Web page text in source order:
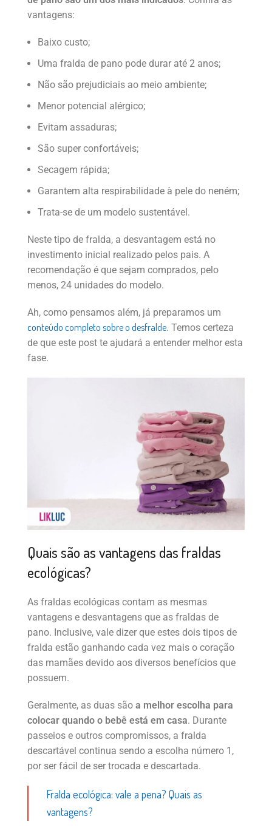
vantagens:
Baixo custo;
Uma fralda de pano pode durar até 2 anos;
Não são prejudiciais ao meio ambiente;
Menor potencial alérgico;
Evitam assaduras;
São super confortáveis;
Secagem rápida;
Garantem alta respirabilidade à pele do neném;
Trata-se de um modelo sustentável.
Neste tipo de fralda, a desvantagem está no
investimento inicial realizado pelos pais. A
recomendação é que sejam comprados, pelo
menos, 24 unidades do modelo.
Ah, como pensamos além, já preparamos um
conteúdo completo sobre o desfralde. Temos certeza
de que este post te ajudará a entender melhor esta
fase.
Quais são as vantagens das fraldas
ecológicas?
As fraldas ecológicas contam as mesmas
vantagens e desvantagens que as fraldas de
pano. Inclusive, vale dizer que estes dois tipos de
fralda estão ganhando cada vez mais o coração
das mamães devido aos diversos benefícios que
possuem.
Geralmente, as duas são a melhor escolha para
colocar quando o bebê está em casa. Durante
passeios e outros compromissos, a fralda
descartável continua sendo a escolha número 1,
por ser fácil de ser trocada e descartada.
Fralda ecológica: vale a pena? Quais as
vantagens?